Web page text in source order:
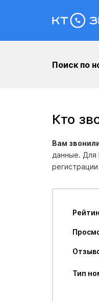
Поиск по
Кто
Вам
данные. Для
Тип